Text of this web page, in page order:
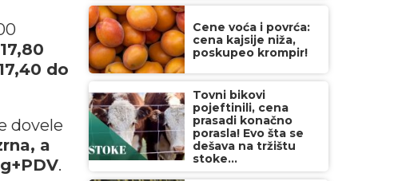
do
dovele
a
.
Cene voća i povrća:
cena kajsije niža,
poskupeo krompir!
Tovni bikovi
pojeftinili, cena
prasadi konačno
porasla! Evo šta se
dešava na tržištu
stoke...